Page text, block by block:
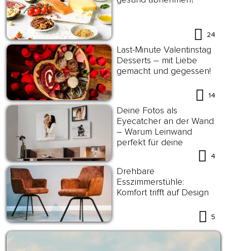
24
Last-Minute Valentinstag
Desserts – mit Liebe
gemacht und gegessen!
14
Deine Fotos als
Eyecatcher an der Wand
– Warum Leinwand
perfekt für deine
4
Drehbare
Esszimmerstühle:
Komfort trifft auf Design
5